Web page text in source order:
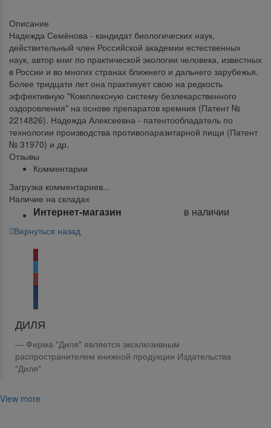
Описание
Надежда Семёнова - кандидат биологических наук,
действительный член Российской академии естественных
наук, автор книг по практической экологии человека, известных
в России и во многих странах ближнего и дальнего зарубежья.
Более тридцати лет она практикует свою на редкость
эффективную "Комплексную систему безлекарственного
оздоровления" на основе препаратов кремния (Патент №
2214826). Надежда Алексеевна - патентообладатель по
технологии производства противопаразитарной пищи (Патент
№ 31970) и др.
Отзывы
Комментарии
Загрузка комментариев...
Наличие на складах
Интернет-магазин в наличии
Вернуться назад
ДИЛЯ
Фирма "Диля" является эксклюзивным
распространителем книжной продукции Издательства
"Диля"
View more